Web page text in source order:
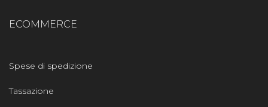
ECOMMERCE
Spese di spedizione
Tassazione